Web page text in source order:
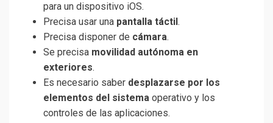
para un dispositivo iOS.
Precisa usar una pantalla táctil.
Precisa disponer de cámara.
Se precisa movilidad autónoma en
exteriores.
Es necesario saber desplazarse por los
elementos del sistema operativo y los
controles de las aplicaciones.